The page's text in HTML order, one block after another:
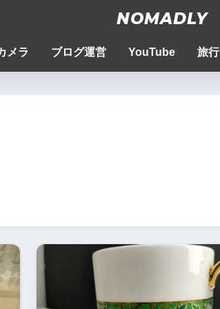
NOMADLY
メラ ブログ運営 YouTube 旅行